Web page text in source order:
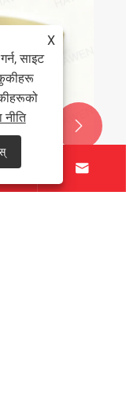


X
साइट
नीति